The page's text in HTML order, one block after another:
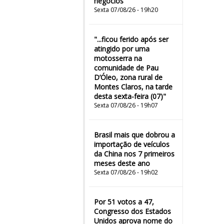
Sexta 07/08/26 - 19h20
"...ficou ferido após ser
atingido por uma
motosserra na
comunidade de Pau
D’Óleo, zona rural de
Montes Claros, na tarde
desta sexta-feira (07)"
Sexta 07/08/26 - 19h07
Brasil mais que dobrou a
importação de veículos
da China nos 7 primeiros
meses deste ano
Sexta 07/08/26 - 19h02
Por 51 votos a 47,
Congresso dos Estados
Unidos aprova nome do